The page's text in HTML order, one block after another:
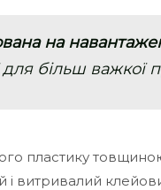
на
більш важкої
пластику
і витривалий